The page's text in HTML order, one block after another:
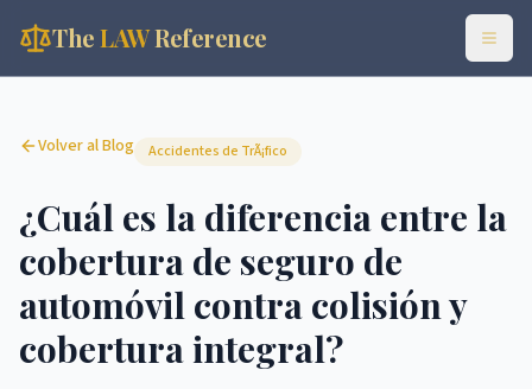
TheLAWReference
Volver al Blog Accidentes de TrÃ¡fico
¿Cuál es la diferencia entre la
cobertura de seguro de
automóvil contra colisión y
cobertura integral?